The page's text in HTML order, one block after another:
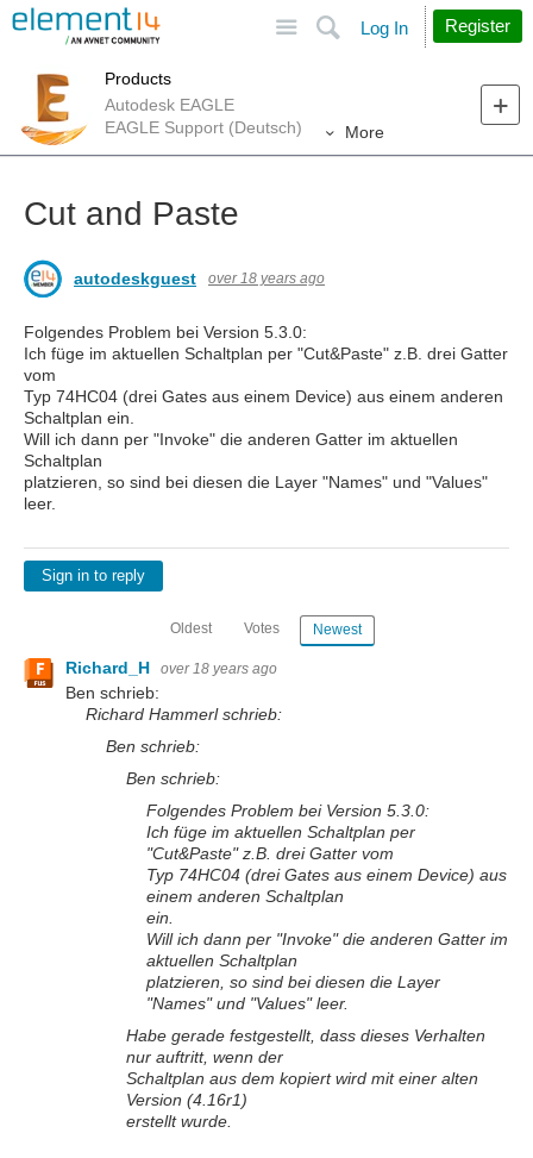
Search
Log In Register
Products
Autodesk EAGLE
EAGLE Support (Deutsch)
More
Cut and Paste
autodeskguest over 18 years ago
Folgendes Problem bei Version 5.3.0:
Ich füge im aktuellen Schaltplan per "Cut&Paste" z.B. drei Gatter
vom
Typ 74HC04 (drei Gates aus einem Device) aus einem anderen
Schaltplan ein.
Will ich dann per "Invoke" die anderen Gatter im aktuellen
Schaltplan
platzieren, so sind bei diesen die Layer "Names" und "Values"
leer.
Sign in to reply
Oldest Votes Newest
Richard_H over 18 years ago
Ben schrieb:
Richard Hammerl schrieb:
Ben schrieb:
Ben schrieb:
Folgendes Problem bei Version 5.3.0:
Ich füge im aktuellen Schaltplan per
"Cut&Paste" z.B. drei Gatter vom
Typ 74HC04 (drei Gates aus einem Device) aus
einem anderen Schaltplan
ein.
Will ich dann per "Invoke" die anderen Gatter im
aktuellen Schaltplan
platzieren, so sind bei diesen die Layer
"Names" und "Values" leer.
Habe gerade festgestellt, dass dieses Verhalten
nur auftritt, wenn der
Schaltplan aus dem kopiert wird mit einer alten
Version (4.16r1)
erstellt wurde.